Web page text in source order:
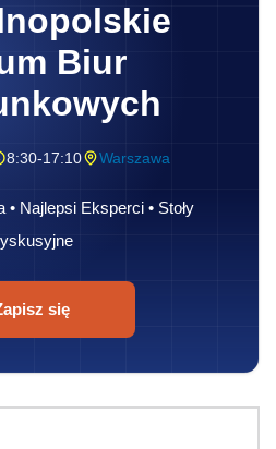
Biur
8:30-17:10 Warszawa
Najlepsi Eksperci • Stoły
się